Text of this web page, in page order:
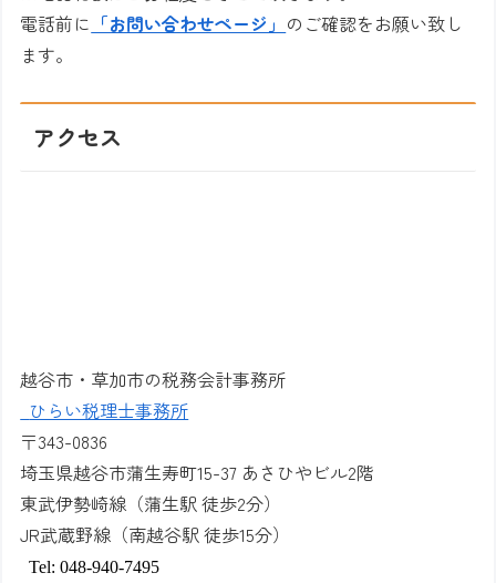
電話前に 「お問い合わせページ」 のご確認をお願い致し
ます。
アクセス
越谷市・草加市の税務会計事務所
ひらい税理士事務所
〒343-0836
埼玉県越谷市蒲生寿町15-37 あさひやビル2階
東武伊勢崎線（蒲生駅 徒歩2分）
JR武蔵野線（南越谷駅 徒歩15分）
Tel: 048-940-7495